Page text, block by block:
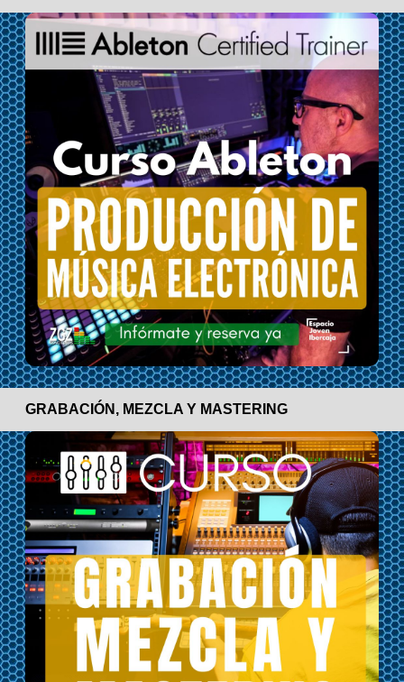
GRABACIÓN, MEZCLA Y MASTERING